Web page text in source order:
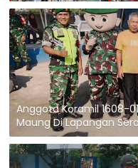
Anggota Koramil 1608-
Maung Di Lapangan